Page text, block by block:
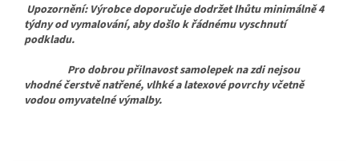
Upozornění: Výrobce doporučuje dodržet lhůtu minimálně 4
týdny od vymalování, aby došlo k řádnému vyschnutí
podkladu.
Pro dobrou přilnavost samolepek na zdi nejsou
vhodné čerstvě natřené, vlhké a latexové povrchy včetně
vodou omyvatelné výmalby.